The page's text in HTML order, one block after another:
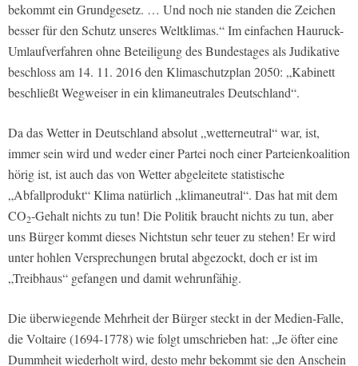
bekommt ein Grundgesetz. … Und noch nie standen die Zeichen
besser für den Schutz unseres Weltklimas.“ Im einfachen Hauruck-
Umlaufverfahren ohne Beteiligung des Bundestages als Judikative
beschloss am 14. 11. 2016 den Klimaschutzplan 2050: „Kabinett
beschließt Wegweiser in ein klimaneutrales Deutschland“.
Da das Wetter in Deutschland absolut „wetterneutral“ war, ist,
immer sein wird und weder einer Partei noch einer Parteienkoalition
hörig ist, ist auch das von Wetter abgeleitete statistische
„Abfallprodukt“ Klima natürlich „klimaneutral“. Das hat mit dem
CO2-Gehalt nichts zu tun! Die Politik braucht nichts zu tun, aber
uns Bürger kommt dieses Nichtstun sehr teuer zu stehen! Er wird
unter hohlen Versprechungen brutal abgezockt, doch er ist im
„Treibhaus“ gefangen und damit wehrunfähig.
Die überwiegende Mehrheit der Bürger steckt in der Medien-Falle,
die Voltaire (1694-1778) wie folgt umschrieben hat: „Je öfter eine
Dummheit wiederholt wird, desto mehr bekommt sie den Anschein